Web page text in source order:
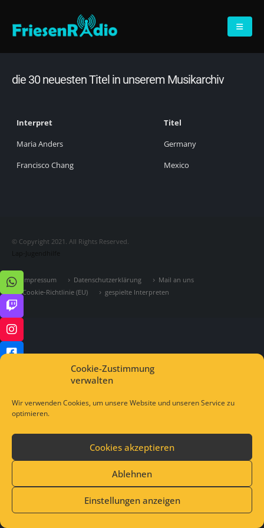
Cookie-Zustimmung
verwalten
Wir verwenden Cookies, um unsere Website und unseren Service zu
optimieren.
Cookies akzeptieren
Ablehnen
Einstellungen anzeigen
die 30 neuesten Titel in unserem Musikarchiv
Interpret
Titel
Maria Anders
Germany
Francisco Chang
Mexico
© Copyright 2021. All Rights Reserved.
Lap-Jugendhilfe
Impressum Datenschutzerklärung
Mail an uns
Cookie-Richtlinie (EU)
gespielte Interpreten